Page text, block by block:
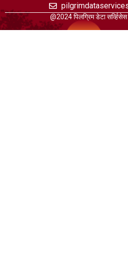
@2024 पिलग्रिम डेटा सर्व्हिसेस